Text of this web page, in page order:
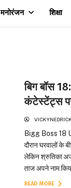
मनोरंजन शिक्षा
बिग बॉस
कंटेस्टेंट्स
Bigg Boss 18
दौरान घरवालों के
लेकिन श्रुतिका
ताज अपने नाम
READ MORE